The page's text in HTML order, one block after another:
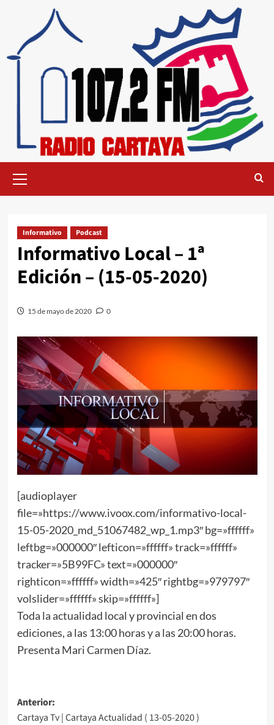
Informativo Podcast
Informativo Local – 1ª
Edición – (15-05-2020)
15 de mayo de 2020 0
[audioplayer
file=»https://www.ivoox.com/informativo-local-
15-05-2020_md_51067482_wp_1.mp3″ bg=»ffffff»
leftbg=»000000″ lefticon=»ffffff» track=»ffffff»
tracker=»5B99FC» text=»000000″
righticon=»ffffff» width=»425″ rightbg=»979797″
volslider=»ffffff» skip=»ffffff»]
Toda la actualidad local y provincial en dos
ediciones, a las 13:00 horas y a las 20:00 horas.
Presenta Mari Carmen Díaz.
Anterior:
Cartaya Tv | Cartaya Actualidad ( 13-05-2020 )